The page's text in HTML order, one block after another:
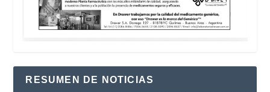
RESUMEN DE NOTICIAS